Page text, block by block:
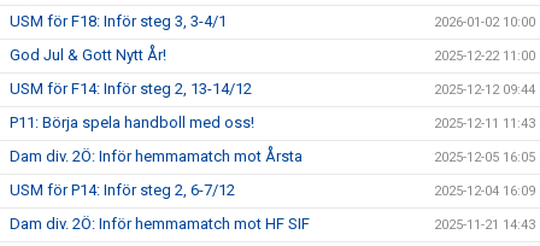
USM för F18: Inför steg 3, 3-4/1 2026-01-02 10:00
God Jul & Gott Nytt År! 2025-12-22 11:00
USM för F14: Inför steg 2, 13-14/12 2025-12-12 09:44
P11: Börja spela handboll med oss! 2025-12-11 11:43
Dam div. 2Ö: Inför hemmamatch mot Årsta 2025-12-05 16:05
USM för P14: Inför steg 2, 6-7/12 2025-12-04 16:09
Dam div. 2Ö: Inför hemmamatch mot HF SIF 2025-11-21 14:43